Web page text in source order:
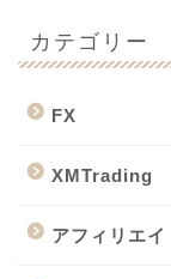
カテゴリー
FX
XMTrading
アフィリエイ